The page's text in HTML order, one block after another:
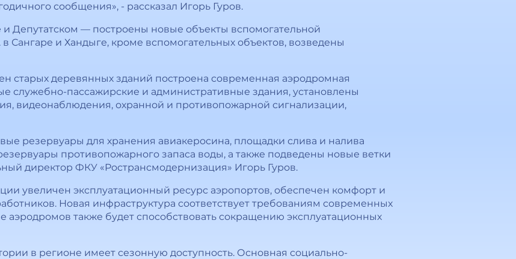
сообщения», - рассказал Игорь Гуров.
и Депутатском — построены новые объекты вспомогательной
Сангаре и Хандыге, кроме вспомогательных объектов, возведены
старых деревянных зданий построена современная аэродромная
служебно-пассажирские и административные здания, установлены
видеонаблюдения, охранной и противопожарной сигнализации,
резервуары для хранения авиакеросина, площадки слива и налива
противопожарного запаса воды, а также подведены новые ветки
директор ФКУ «Ространсмодернизация» Игорь Гуров.
увеличен эксплуатационный ресурс аэропортов, обеспечен комфорт и
Новая инфраструктура соответствует требованиям современных
также будет способствовать сокращению эксплуатационных
в регионе имеет сезонную доступность. Основная социально-